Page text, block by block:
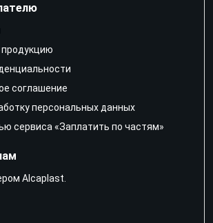
соглашение
персональных данных
сервиса «Заплатить по частям»
Alcaplast.